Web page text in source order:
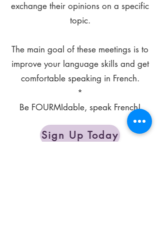
exchange their opinions on a specific
topic.
The main goal of these meetings is to
improve your language skills and get
comfortable speaking in French.
*
Be FOURMIdable, speak French!
Sign Up Today